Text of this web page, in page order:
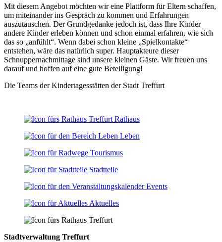
Mit diesem Angebot möchten wir eine Plattform für Eltern schaffen,
um miteinander ins Gespräch zu kommen und Erfahrungen
auszutauschen. Der Grundgedanke jedoch ist, dass Ihre Kinder
andere Kinder erleben können und schon einmal erfahren, wie sich
das so „anfühlt“. Wenn dabei schon kleine „Spielkontakte“
entstehen, wäre das natürlich super. Hauptakteure dieser
Schnuppernachmittage sind unsere kleinen Gäste. Wir freuen uns
darauf und hoffen auf eine gute Beteiligung!
Die Teams der Kindertagesstätten der Stadt Treffurt
Rathaus
Leben
Tourismus
Stadtteile
Events
Aktuelles
Stadtverwaltung Treffurt